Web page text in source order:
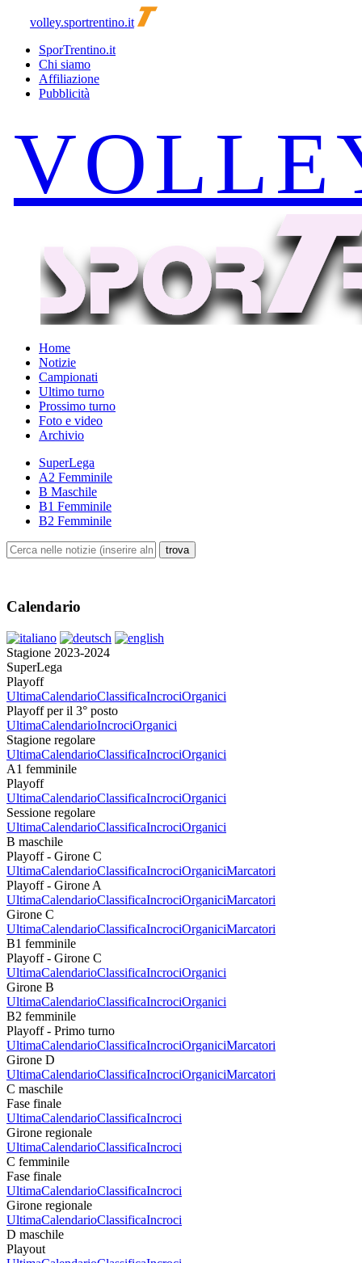
volley.sportrentino.it
SporTrentino.it
Chi siamo
Affiliazione
Pubblicità
Home
Notizie
Campionati
Ultimo turno
Prossimo turno
Foto e video
Archivio
SuperLega
A2 Femminile
B Maschile
B1 Femminile
B2 Femminile
Calendario
Stagione 2023-2024
SuperLega
Playoff
UltimaCalendarioClassificaIncrociOrganici
Playoff per il 3° posto
UltimaCalendarioIncrociOrganici
Stagione regolare
UltimaCalendarioClassificaIncrociOrganici
A1 femminile
Playoff
UltimaCalendarioClassificaIncrociOrganici
Sessione regolare
UltimaCalendarioClassificaIncrociOrganici
B maschile
Playoff - Girone C
UltimaCalendarioClassificaIncrociOrganiciMarcatori
Playoff - Girone A
UltimaCalendarioClassificaIncrociOrganiciMarcatori
Girone C
UltimaCalendarioClassificaIncrociOrganiciMarcatori
B1 femminile
Playoff - Girone C
UltimaCalendarioClassificaIncrociOrganici
Girone B
UltimaCalendarioClassificaIncrociOrganici
B2 femminile
Playoff - Primo turno
UltimaCalendarioClassificaIncrociOrganiciMarcatori
Girone D
UltimaCalendarioClassificaIncrociOrganiciMarcatori
C maschile
Fase finale
UltimaCalendarioClassificaIncroci
Girone regionale
UltimaCalendarioClassificaIncroci
C femminile
Fase finale
UltimaCalendarioClassificaIncroci
Girone regionale
UltimaCalendarioClassificaIncroci
D maschile
Playout